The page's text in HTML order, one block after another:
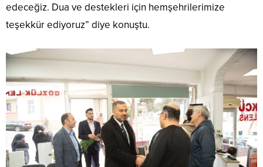
edeceğiz. Dua ve destekleri için hemşehrilerimize
teşekkür ediyoruz” diye konuştu.